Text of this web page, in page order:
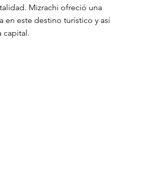
Mizrachi ofreció una
en este destino turístico y así
capital.